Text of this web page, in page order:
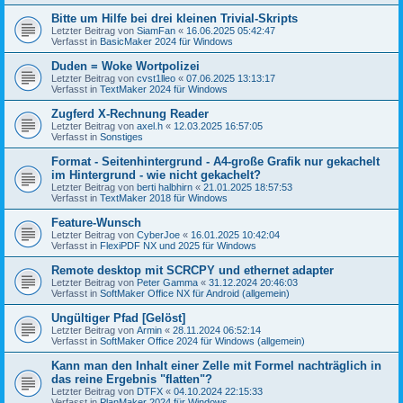
Bitte um Hilfe bei drei kleinen Trivial-Skripts
Letzter Beitrag von SiamFan « 16.06.2025 05:42:47
Verfasst in BasicMaker 2024 für Windows
Duden = Woke Wortpolizei
Letzter Beitrag von cvst1lleo « 07.06.2025 13:13:17
Verfasst in TextMaker 2024 für Windows
Zugferd X-Rechnung Reader
Letzter Beitrag von axel.h « 12.03.2025 16:57:05
Verfasst in Sonstiges
Format - Seitenhintergrund - A4-große Grafik nur gekachelt
im Hintergrund - wie nicht gekachelt?
Letzter Beitrag von berti halbhirn « 21.01.2025 18:57:53
Verfasst in TextMaker 2018 für Windows
Feature-Wunsch
Letzter Beitrag von CyberJoe « 16.01.2025 10:42:04
Verfasst in FlexiPDF NX und 2025 für Windows
Remote desktop mit SCRCPY und ethernet adapter
Letzter Beitrag von Peter Gamma « 31.12.2024 20:46:03
Verfasst in SoftMaker Office NX für Android (allgemein)
Ungültiger Pfad [Gelöst]
Letzter Beitrag von Armin « 28.11.2024 06:52:14
Verfasst in SoftMaker Office 2024 für Windows (allgemein)
Kann man den Inhalt einer Zelle mit Formel nachträglich in
das reine Ergebnis "flatten"?
Letzter Beitrag von DTFX « 04.10.2024 22:15:33